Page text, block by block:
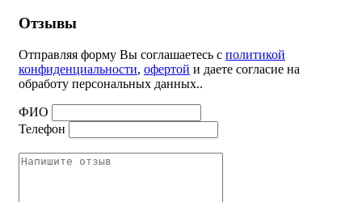
Отзывы
Отправляя форму Вы соглашаетесь с политикой
конфиденциальности, офертой и даете согласие на
обработу персональных данных..
ФИО
Телефон